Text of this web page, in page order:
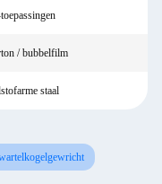
/ bubbelfilm
staal